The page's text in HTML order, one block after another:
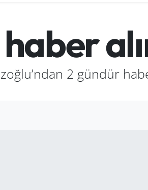
2 gündür